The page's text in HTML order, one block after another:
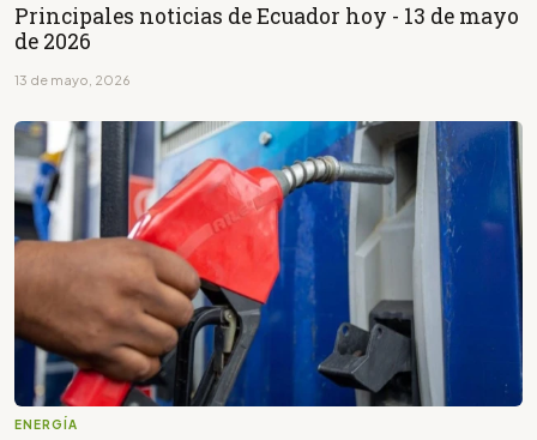
Principales noticias de Ecuador hoy - 13 de mayo
de 2026
13 de mayo, 2026
ENERGÍA